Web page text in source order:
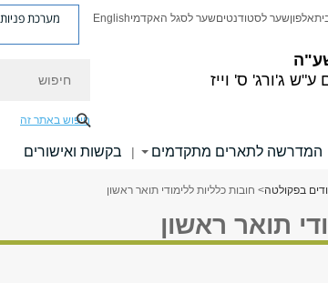
ע"ש ג'ורג' ס' וייז
אלפוןשער לסטודנטיםשער לסגל האקדמיEnglish מערכת פניות
חיפוש באתר זה
המדרשה לתארים מתקדמים | בקשות ואישורים
בפקולטה> חובות כלליות ללימודי תואר ראשון
תואר ראשון